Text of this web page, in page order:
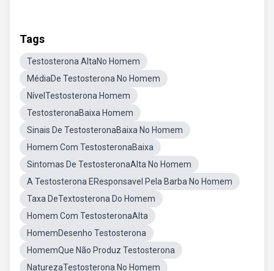
Tags
Testosterona AltaNo Homem
MédiaDe Testosterona No Homem
NívelTestosterona Homem
TestosteronaBaixa Homem
Sinais De TestosteronaBaixa No Homem
Homem Com TestosteronaBaixa
Sintomas De TestosteronaAlta No Homem
A Testosterona EResponsavel Pela Barba No Homem
Taxa DeTextosterona Do Homem
Homem Com TestosteronaAlta
HomemDesenho Testosterona
HomemQue Não Produz Testosterona
NaturezaTestosterona No Homem